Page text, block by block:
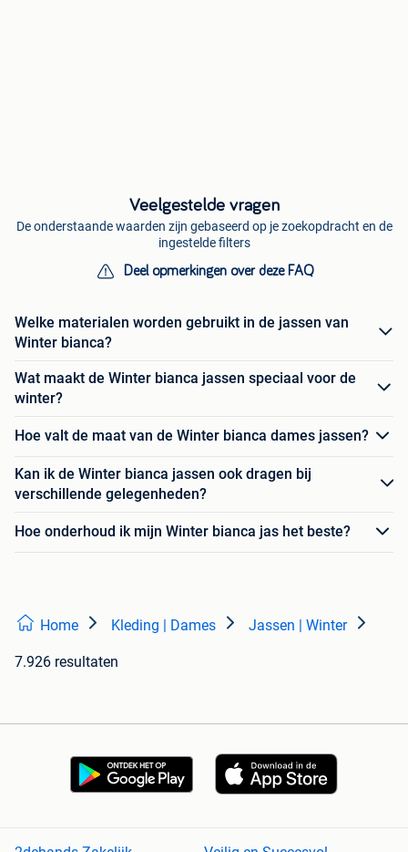
Veelgestelde vragen
De onderstaande waarden zijn gebaseerd op je zoekopdracht en de
ingestelde filters
Deel opmerkingen over deze FAQ
Welke materialen worden gebruikt in de jassen van
Winter bianca?
Wat maakt de Winter bianca jassen speciaal voor de
winter?
Hoe valt de maat van de Winter bianca dames jassen?
Kan ik de Winter bianca jassen ook dragen bij
verschillende gelegenheden?
Hoe onderhoud ik mijn Winter bianca jas het beste?
Home Kleding | Dames Jassen | Winter
7.926 resultaten